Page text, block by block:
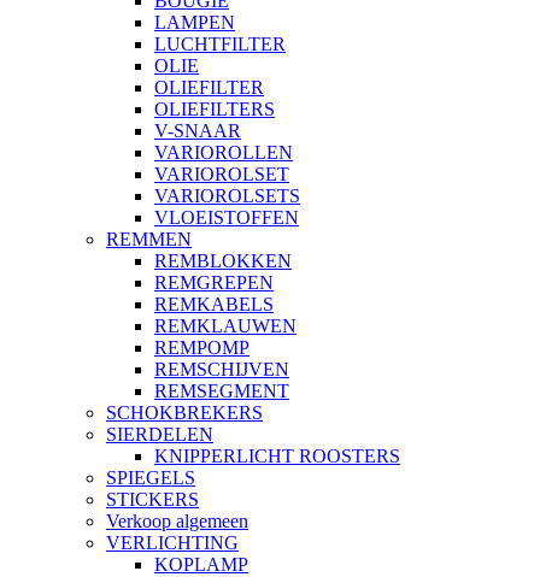
LAMPEN
LUCHTFILTER
OLIE
OLIEFILTER
OLIEFILTERS
V-SNAAR
VARIOROLLEN
VARIOROLSET
VARIOROLSETS
VLOEISTOFFEN
REMMEN
REMBLOKKEN
REMGREPEN
REMKABELS
REMKLAUWEN
REMPOMP
REMSCHIJVEN
REMSEGMENT
SCHOKBREKERS
SIERDELEN
KNIPPERLICHT ROOSTERS
SPIEGELS
STICKERS
Verkoop algemeen
VERLICHTING
KOPLAMP